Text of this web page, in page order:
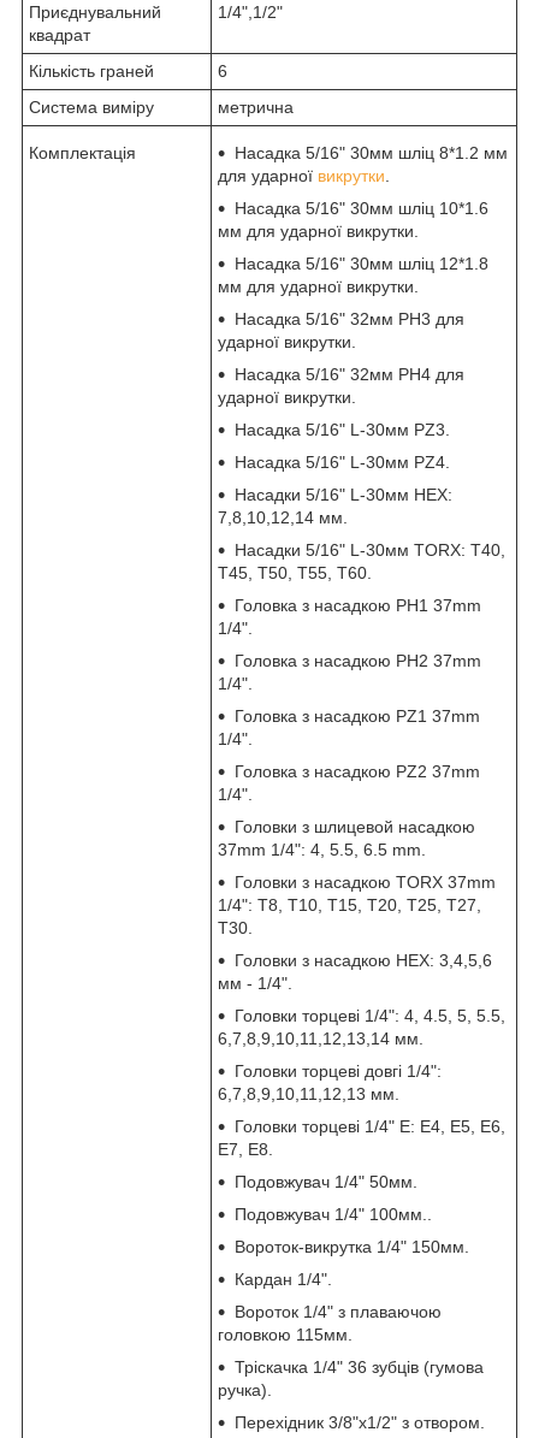
Приєднувальний
квадрат
1/4",1/2"
Кількість граней
6
Система виміру
метрична
Комплектація
Насадка 5/16" 30мм шліц 8*1.2 мм
для ударної викрутки
Насадка 5/16" 30мм шліц 10*1.6
мм для ударної викрутки.
Насадка 5/16" 30мм шліц 12*1.8
мм для ударної викрутки.
Насадка 5/16" 32мм PH3 для
ударної викрутки.
Насадка 5/16" 32мм PH4 для
ударної викрутки.
Насадка 5/16" L-30мм PZ3.
Насадка 5/16" L-30мм PZ4.
Насадки 5/16" L-30мм HEX:
7,8,10,12,14 мм.
Насадки 5/16" L-30мм TORX: T40,
Т45, Т50, Т55, Т60.
Головка з насадкою PH1 37mm
1/4".
Головка з насадкою PH2 37mm
1/4".
Головка з насадкою PZ1 37mm
1/4".
Головка з насадкою PZ2 37mm
1/4".
Головки з шлицевой насадкою
37mm 1/4": 4, 5.5, 6.5 mm.
Головки з насадкою TORX 37mm
1/4": T8, Т10, Т15, Т20, Т25, Т27,
Т30.
Головки з насадкою HEX: 3,4,5,6
мм - 1/4".
Головки торцеві 1/4": 4, 4.5, 5, 5.5,
6,7,8,9,10,11,12,13,14 мм.
Головки торцеві довгі 1/4":
6,7,8,9,10,11,12,13 мм.
Головки торцеві 1/4" E: Е4, Е5, Е6,
Е7, Е8.
Подовжувач 1/4" 50мм.
Подовжувач 1/4" 100мм..
Вороток-викрутка 1/4" 150мм.
Кардан 1/4".
Вороток 1/4" з плаваючою
головкою 115мм.
Тріскачка 1/4" 36 зубців (гумова
ручка).
Перехідник 3/8"х1/2" з отвором.